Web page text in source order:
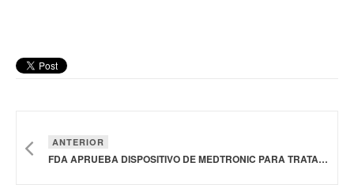
ANTERIOR
FDA APRUEBA DISPOSITIVO DE MEDTRONIC PARA TRATAR LA INCONTINENCIA URINARIA DE URGENCIA